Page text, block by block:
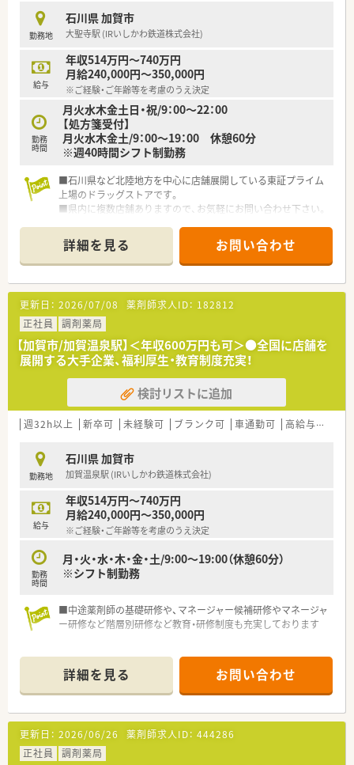
■育児休暇は3歳まで取得が可能で、時短制度は小学5年生まで
時短勤務ができるよう変更予定です。
■年間休日が120日とワークライフバランスが整っています
■日用品から常備薬まで、従業員割引制度など嬉しいメリットも
たくさんあります！
勤務地
石川県 加賀市
大聖寺駅 (IRいしかわ鉄道株式会社)
給与
年収514万円～740万円
月給240,000円～350,000円
※ご経験・ご年齢等を考慮のうえ決定
勤務
時間
月火水木金土日・祝/9：00～22：00
【処方箋受付】
月火水木金土/9：00～19：00 休憩60分
※週40時間シフト制勤務
■石川県など北陸地方を中心に店舗展開している東証プライム
上場のドラッグストアです。
■県内に複数店舗ありますので、お気軽にお問い合わせ下さい。
詳細を見る お問い合わせ
更新日： 2026/07/08 薬剤師求人ID： 182812
正社員
調剤薬局
【加賀市/加賀温泉駅】＜年収600万円も可＞●全国に店舗を
展開する大手企業、福利厚生・教育制度充実！
検討リストに追加
週32h以上 新卒可 未経験可 ブランク可 車通勤可 高給与(600万円以上)
勤務地
石川県 加賀市
加賀温泉駅 (IRいしかわ鉄道株式会社)
給与
年収514万円～740万円
月給240,000円～350,000円
※ご経験・ご年齢等を考慮のうえ決定
勤務
時間
月・火・水・木・金・土/9:00～19:00（休憩60分）
※シフト制勤務
■中途薬剤師の基礎研修や、マネージャー候補研修やマネージャ
ー研修など階層別研修など教育・研修制度も充実しております
詳細を見る お問い合わせ
更新日： 2026/06/26 薬剤師求人ID： 444286
正社員
調剤薬局